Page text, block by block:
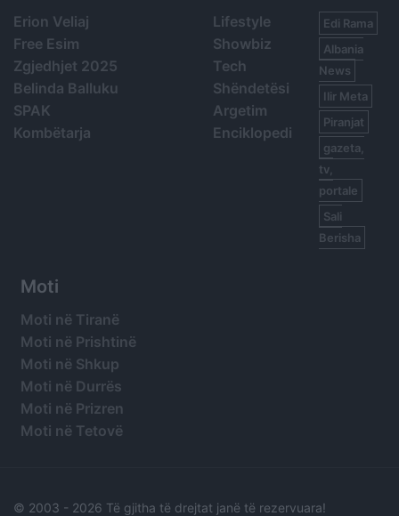
Erion Veliaj
Free Esim
Zgjedhjet 2025
Belinda Balluku
SPAK
Kombëtarja
Lifestyle
Showbiz
Tech
Shëndetësi
Argetim
Enciklopedi
Edi Rama
Albania
News
Ilir Meta
Piranjat
gazeta,
tv,
portale
Sali
Berisha
Moti
Moti në Tiranë
Moti në Prishtinë
Moti në Shkup
Moti në Durrës
Moti në Prizren
Moti në Tetovë
© 2003 - 2026 Të gjitha të drejtat janë të rezervuara!